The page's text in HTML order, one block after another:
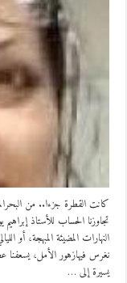
كانت القطرة جزءا.. من
تجاوزنا الحساب للأستاذ
النهارات المضيئة المبهجة، أو
نغرس فيهازهور الأمل،
يسيرة إلى …